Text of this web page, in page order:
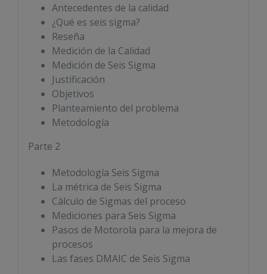
Antecedentes de la calidad
¿Qué es seis sigma?
Reseña
Medición de la Calidad
Medición de Seis Sigma
Justificación
Objetivos
Planteamiento del problema
Metodología
Parte 2
Metodología Seis Sigma
La métrica de Seis Sigma
Cálculo de Sigmas del proceso
Mediciones para Seis Sigma
Pasos de Motorola para la mejora de
procesos
Las fases DMAIC de Seis Sigma